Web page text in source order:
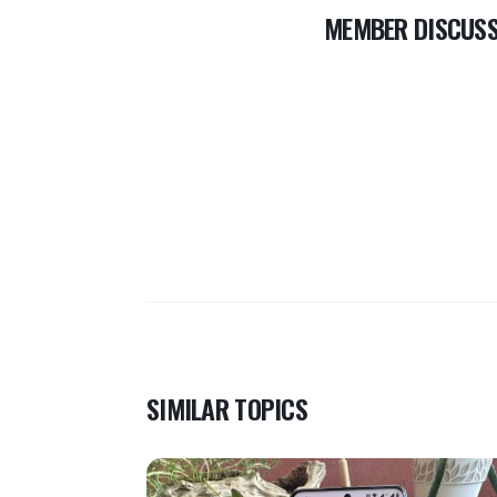
MEMBER
SIMILAR TOPICS